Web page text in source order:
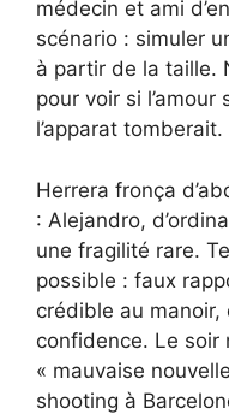
médecin et ami
scénario : simuler
à partir de la taille.
pour voir si
l’apparat tomberait.
Herrera fronça
: Alejandro,
une fragilité rare.
possible : faux
crédible au
confidence. Le soir
« mauvaise
shooting à